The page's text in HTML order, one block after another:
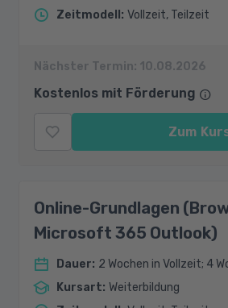
Zeitmodell: Vollzeit, Teilzeit
Nächster Termin: 10.08.2026
Kostenlos mit Förderung
Zum
Online-Grundlagen
Microsoft 365 Outlook)
Dauer: 2 Wochen in Vollzeit; 4
Kursart: Weiterbildung